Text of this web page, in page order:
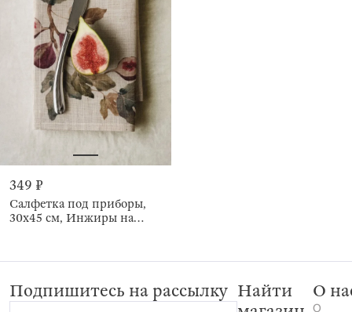
349 ₽
Салфетка под приборы,
30х45 см, Инжиры на
Подпишитесь на рассылку Найти
О